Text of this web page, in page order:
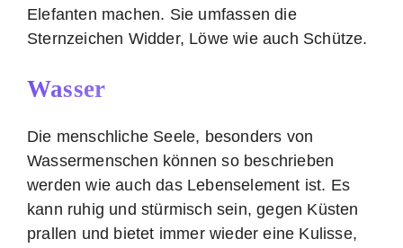
Elefanten machen. Sie umfassen die
Sternzeichen Widder, Löwe wie auch Schütze.
Wasser
Die menschliche Seele, besonders von
Wassermenschen können so beschrieben
werden wie auch das Lebenselement ist. Es
kann ruhig und stürmisch sein, gegen Küsten
prallen und bietet immer wieder eine Kulisse,